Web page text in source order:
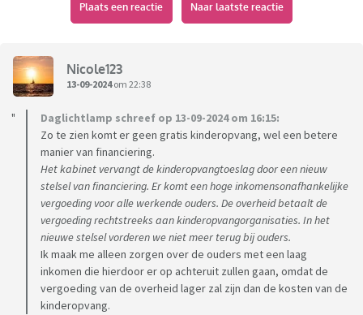
Plaats een reactie Naar laatste reactie
Nicole123
13-09-2024om 22:38
Daglichtlamp schreef op 13-09-2024 om 16:15:
Zo te zien komt er geen gratis kinderopvang, wel een betere
manier van financiering.
Het kabinet vervangt de kinderopvangtoeslag door een nieuw
stelsel van financiering. Er komt een hoge inkomensonafhankelijke
vergoeding voor alle werkende ouders. De overheid betaalt de
vergoeding rechtstreeks aan kinderopvangorganisaties. In het
nieuwe stelsel vorderen we niet meer terug bij ouders.
Ik maak me alleen zorgen over de ouders met een laag
inkomen die hierdoor er op achteruit zullen gaan, omdat de
vergoeding van de overheid lager zal zijn dan de kosten van de
kinderopvang.